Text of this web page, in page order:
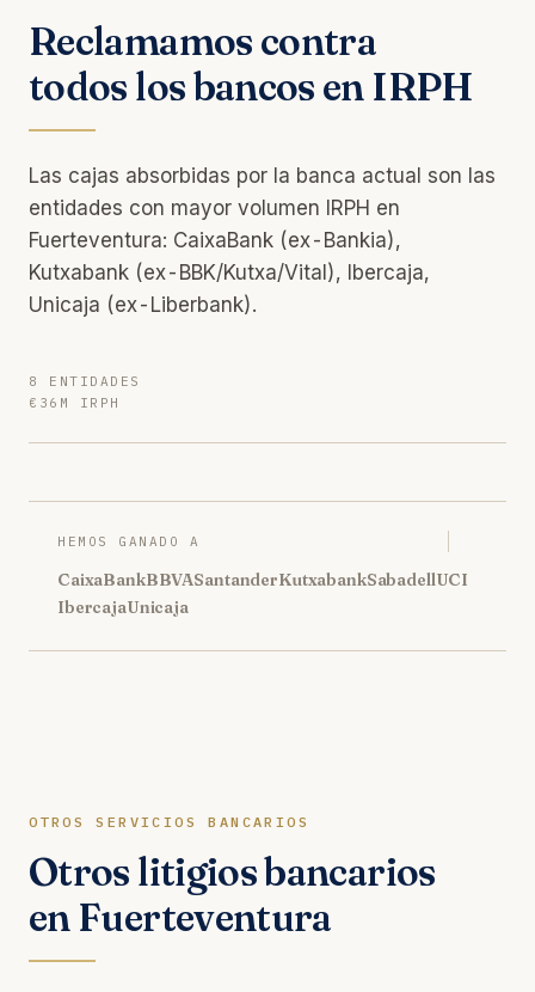
Reclamamos contra
todos los bancos en IRPH
Las cajas absorbidas por la banca actual son las
entidades con mayor volumen IRPH en
Fuerteventura: CaixaBank (ex-Bankia),
Kutxabank (ex-BBK/Kutxa/Vital), Ibercaja,
Unicaja (ex-Liberbank).
8 ENTIDADES
€36M IRPH
HEMOS GANADO A
CaixaBankBBVASantanderKutxabankSabadellUCI
IbercajaUnicaja
OTROS SERVICIOS BANCARIOS
Otros litigios bancarios
en Fuerteventura